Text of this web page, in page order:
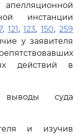
инстанции
, 121,123,150,259
у заявителя
действий в
суда
и изучив